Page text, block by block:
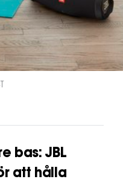
bas: JBL
att hålla